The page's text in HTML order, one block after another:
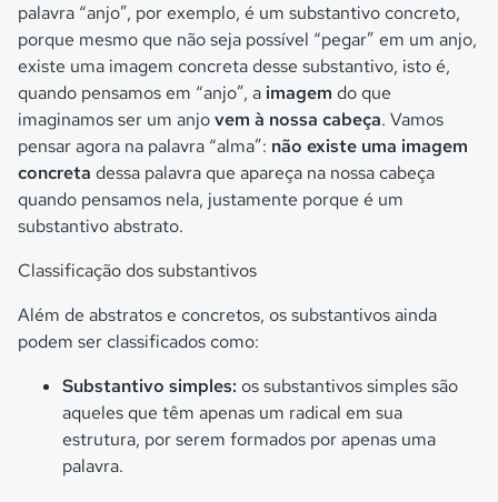
palavra “anjo”, por exemplo, é um substantivo concreto,
porque mesmo que não seja possível “pegar” em um anjo,
existe uma imagem concreta desse substantivo, isto é,
quando pensamos em “anjo”, a imagem do que
imaginamos ser um anjovem à nossa cabeça. Vamos
pensar agora na palavra “alma”: não existe uma imagem
concreta dessa palavra que apareça na nossa cabeça
quando pensamos nela, justamente porque é um
substantivo abstrato.
Classificação dos substantivos
Além de abstratos e concretos, os substantivos ainda
podem ser classificados como:
Substantivo simples: os substantivos simples são
aqueles que têm apenas um radical em sua
estrutura, por serem formados por apenas uma
palavra.